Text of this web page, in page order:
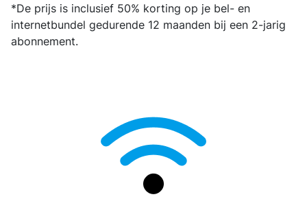
*De prijs is inclusief 50% korting op je bel- en
internetbundel gedurende 12 maanden bij een 2-jarig
abonnement.